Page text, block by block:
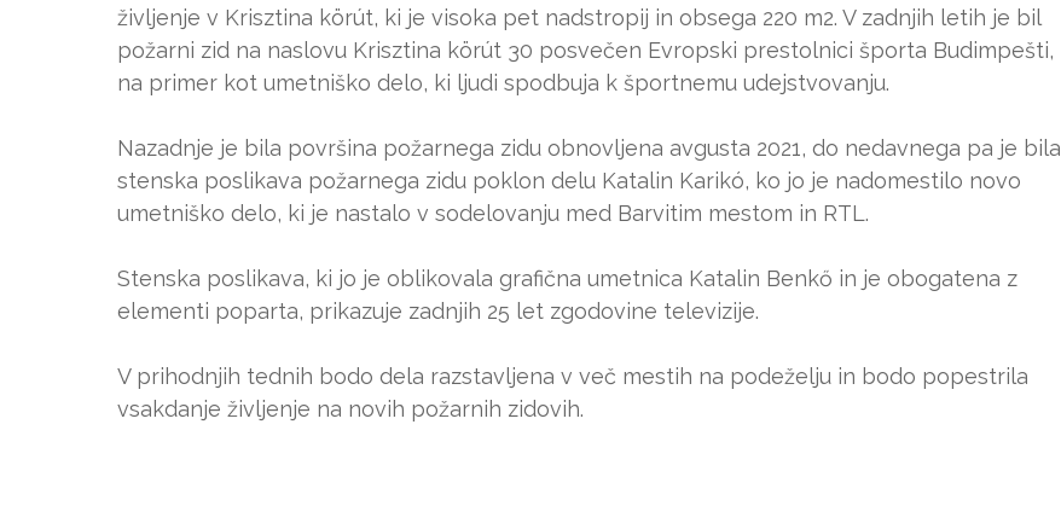
življenje v Krisztina körút, ki je visoka pet nadstropij in obsega 220 m2. V zadnjih letih je bil
požarni zid na naslovu Krisztina körút 30 posvečen Evropski prestolnici športa Budimpešti,
na primer kot umetniško delo, ki ljudi spodbuja k športnemu udejstvovanju.
Nazadnje je bila površina požarnega zidu obnovljena avgusta 2021, do nedavnega pa je bila
stenska poslikava požarnega zidu poklon delu Katalin Karikó, ko jo je nadomestilo novo
umetniško delo, ki je nastalo v sodelovanju med Barvitim mestom in RTL.
Stenska poslikava, ki jo je oblikovala grafična umetnica Katalin Benkő in je obogatena z
elementi poparta, prikazuje zadnjih 25 let zgodovine televizije.
V prihodnjih tednih bodo dela razstavljena v več mestih na podeželju in bodo popestrila
vsakdanje življenje na novih požarnih zidovih.